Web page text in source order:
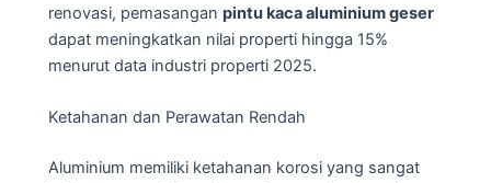
renovasi, pemasangan pintu kaca aluminium geser
dapat meningkatkan nilai properti hingga 15%
menurut data industri properti 2025.
Ketahanan dan Perawatan Rendah
Aluminium memiliki ketahanan korosi yang sangat